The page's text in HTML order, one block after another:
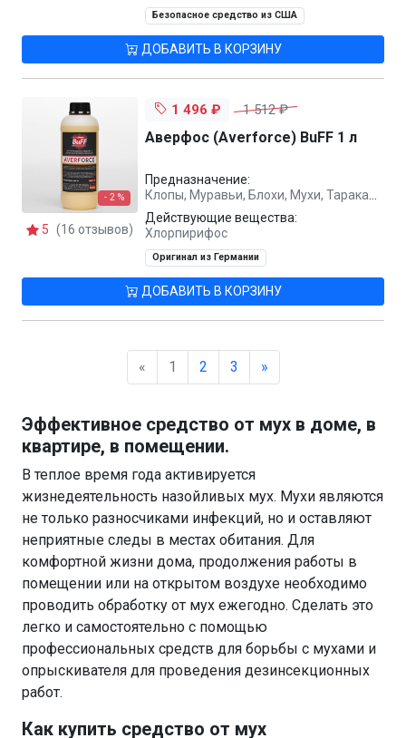
Безопасное средство из США
ДОБАВИТЬ В КОРЗИНУ
- 2 %
5 (16 отзывов)
1 496 ₽ 1 512 ₽
Аверфос (Averforce) BuFF 1 л
Предназначение:
Клопы, Муравьи, Блохи, Мухи, Тараканы
Действующие вещества:
Хлорпирифос
Оригинал из Германии
ДОБАВИТЬ В КОРЗИНУ
« 1 2 3 »
Эффективное средство от мух в доме, в
квартире, в помещении.
В теплое время года активируется
жизнедеятельность назойливых мух. Мухи являются
не только разносчиками инфекций, но и оставляют
неприятные следы в местах обитания. Для
комфортной жизни дома, продолжения работы в
помещении или на открытом воздухе необходимо
проводить обработку от мух ежегодно. Сделать это
легко и самостоятельно с помощью
профессиональных средств для борьбы с мухами и
опрыскивателя для проведения дезинсекционных
работ.
Как купить средство от мух